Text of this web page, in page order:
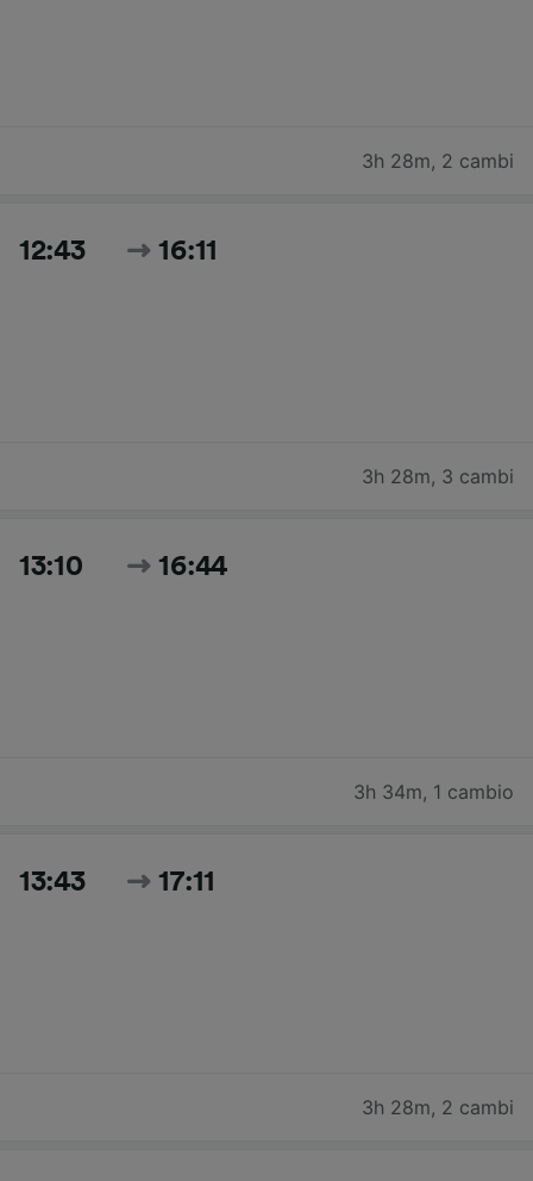
3h 28m, 2 cambi
12:43 16:11
3h 28m, 3 cambi
13:10 16:44
3h 34m, 1 cambio
13:43 17:11
3h 28m, 2 cambi